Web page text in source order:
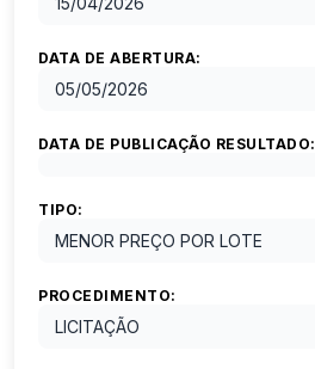
DATA DE ABERTURA:
05/05/2026
DATA DE PUBLICAÇÃO RESULTADO:
TIPO:
MENOR PREÇO POR LOTE
PROCEDIMENTO:
LICITAÇÃO